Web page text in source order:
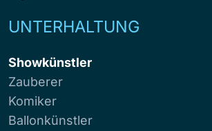
UNTERHALTUNG
Showkünstler
Zauberer
Komiker
Ballonkünstler